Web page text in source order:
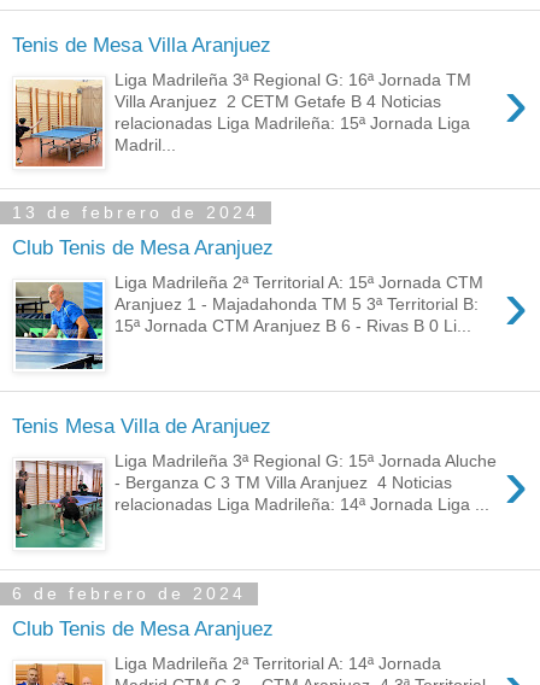
Tenis de Mesa Villa Aranjuez
›
Liga Madrileña 3ª Regional G: 16ª Jornada TM
Villa Aranjuez 2 CETM Getafe B 4 Noticias
relacionadas Liga Madrileña: 15ª Jornada Liga
Madril...
13 de febrero de 2024
Club Tenis de Mesa Aranjuez
›
Liga Madrileña 2ª Territorial A: 15ª Jornada CTM
Aranjuez 1 - Majadahonda TM 5 3ª Territorial B:
15ª Jornada CTM Aranjuez B 6 - Rivas B 0 Li...
Tenis Mesa Villa de Aranjuez
›
Liga Madrileña 3ª Regional G: 15ª Jornada Aluche
- Berganza C 3 TM Villa Aranjuez 4 Noticias
relacionadas Liga Madrileña: 14ª Jornada Liga ...
6 de febrero de 2024
Club Tenis de Mesa Aranjuez
Liga Madrileña 2ª Territorial A: 14ª Jornada